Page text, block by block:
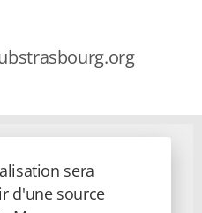
sera
d'une source